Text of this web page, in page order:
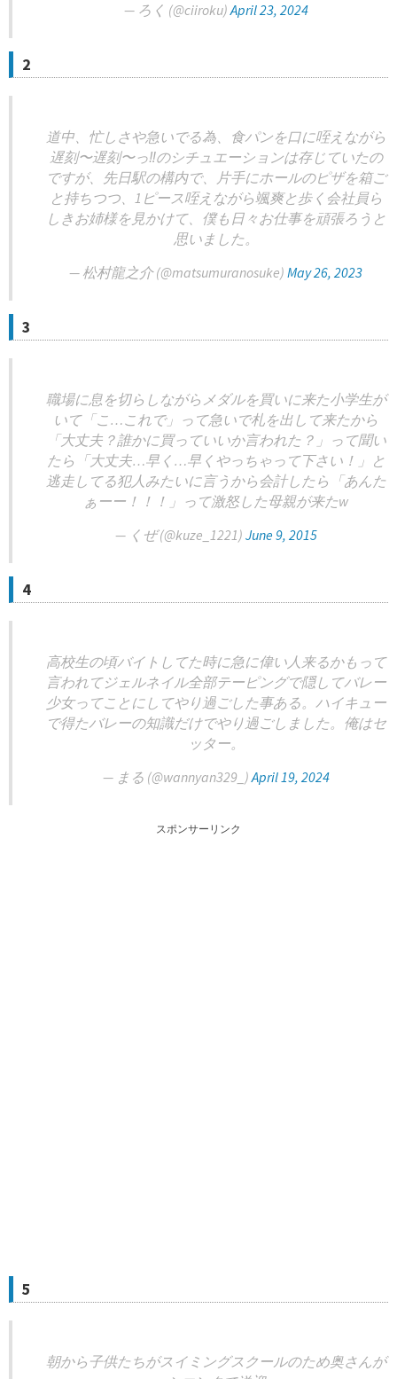
— ろく (@ciiroku)April 23, 2024
2
道中、忙しさや急いでる為、食パンを口に咥えながら
遅刻〜遅刻〜っ‼︎のシチュエーションは存じていたの
ですが、先日駅の構内で、片手にホールのピザを箱ご
と持ちつつ、1ピース咥えながら颯爽と歩く会社員ら
しきお姉様を見かけて、僕も日々お仕事を頑張ろうと
思いました。
— 松村龍之介 (@matsumuranosuke) May 26, 2023
3
職場に息を切らしながらメダルを買いに来た小学生が
いて「こ…これで」って急いで札を出して来たから
「大丈夫？誰かに買っていいか言われた？」って聞い
たら「大丈夫…早く…早くやっちゃって下さい！」と
逃走してる犯人みたいに言うから会計したら「あんた
ぁーー！！！」って激怒した母親が来たw
— くぜ (@kuze_1221) June 9, 2015
4
高校生の頃バイトしてた時に急に偉い人来るかもって
言われてジェルネイル全部テーピングで隠してバレー
少女ってことにしてやり過ごした事ある。ハイキュー
で得たバレーの知識だけでやり過ごしました。俺はセ
ッター。
— まる (@wannyan329_)April 19, 2024
スポンサーリンク
5
朝から子供たちがスイミングスクールのため奥さんが